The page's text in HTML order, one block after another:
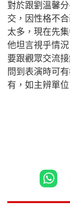
對於跟劉溫馨
交，因性格不
太多，現在先
他坦言視乎情
要跟觀眾交流
問到表演時可
有，如主辨單